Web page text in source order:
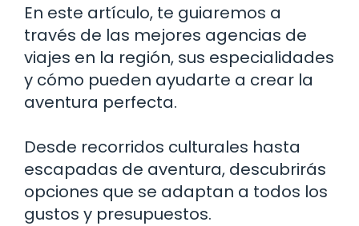
En este artículo, te guiaremos a
través de las mejores agencias de
viajes en la región, sus especialidades
y cómo pueden ayudarte a crear la
aventura perfecta.
Desde recorridos culturales hasta
escapadas de aventura, descubrirás
opciones que se adaptan a todos los
gustos y presupuestos.